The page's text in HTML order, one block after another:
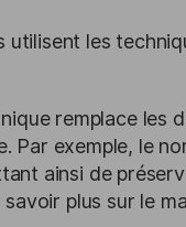
les
remplace les
Par exemple, le
ainsi de
plus sur le